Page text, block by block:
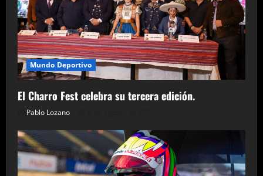
Mundo Deportivo
El Charro Fest celebra su tercera edición.
Pablo Lozano